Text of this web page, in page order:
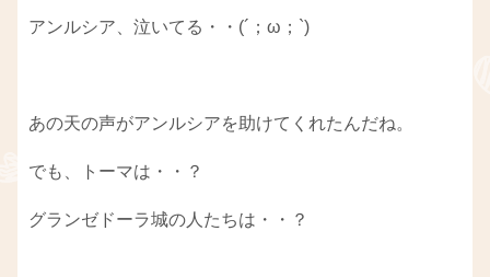
アンルシア、泣いてる・・(´；ω；`)
あの天の声がアンルシアを助けてくれたんだね。
でも、トーマは・・？
グランゼドーラ城の人たちは・・？